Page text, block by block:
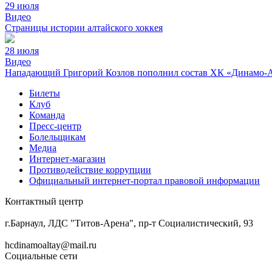
29 июля
Видео
Страницы истории алтайского хоккея
28 июля
Видео
Нападающий Григорий Козлов пополнил состав ХК «Динамо-
Билеты
Клуб
Команда
Пресс-центр
Болельщикам
Медиа
Интернет-магазин
Противодействие коррупции
Официальный интернет-портал правовой информации
Контактный центр
г.Барнаул, ЛДС "Титов-Арена", пр-т Социалистический, 93
hcdinamoaltay@mail.ru
Социальные сети